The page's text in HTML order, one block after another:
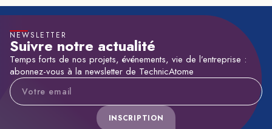
NEWSLETTER
Suivre notre actualité
Temps forts de nos projets, événements, vie de l’entreprise :
abonnez-vous à la newsletter de TechnicAtome
Adresse e-mail
INSCRIPTION